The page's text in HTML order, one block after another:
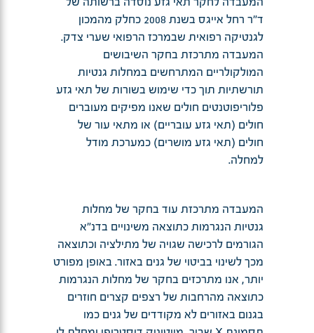
ד"ר רחל אייגס בשנת 2008 כחלק מהמכון
לגנטיקה רפואית שבמרכז הרפואי שערי צדק.
המעבדה מתרכזת בחקר השיבושים
המולקולריים המתרחשים במחלות גנטיות
תורשתיות תוך כדי שימוש בשורות של תאי גזע
פלוריפוטנטים חולים שאנו מפיקים מעוברים
חולים (תאי גזע עובריים) או מתאי עור של
חולים (תאי גזע מושרים) כמערכת מודל
למחלה.
המעבדה מתרכזת עוד בחקר של מחלות
גנטיות הנגרמות כתוצאה משינויים בדנ"א
הגורמים לרכישה שגויה של מתילציה וכתוצאה
מכך לשינוי בביטוי של גנים באזור. באופן מפורט
יותר, אנו מתרכזים בחקר של מחלות הנגרמות
כתוצאה מהרחבות של רצפים קצרים חוזרים
בגנום באזורים לא מקודדים של גנים כמו